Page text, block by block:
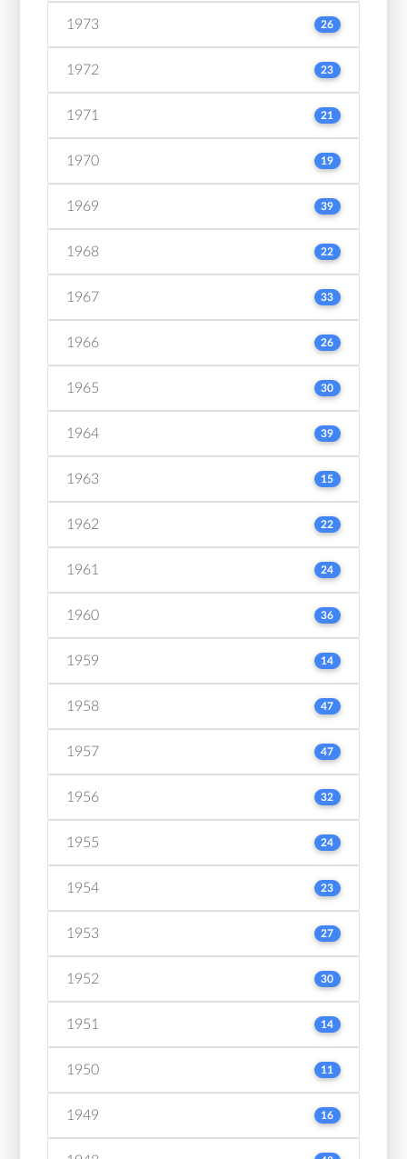
1973 26
1972 23
1971 21
1970 19
1969 39
1968 22
1967 33
1966 26
1965 30
1964 39
1963 15
1962 22
1961 24
1960 36
1959 14
1958 47
1957 47
1956 32
1955 24
1954 23
1953 27
1952 30
1951 14
1950 11
1949 16